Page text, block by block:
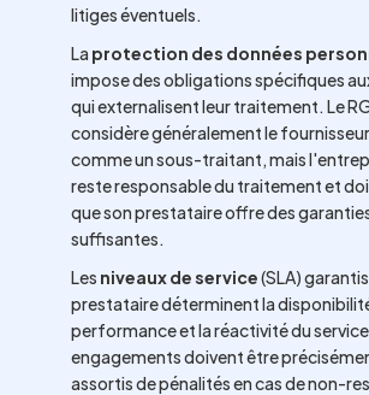
litiges éventuels.
La protection des données
impose des obligations spécifiques
qui externalisent leur traitement. Le
considère généralement le
comme un sous-traitant, mais
reste responsable du traitement et
que son prestataire offre des
suffisantes.
Les niveaux de service(SLA)
prestataire déterminent la
performance et la réactivité du
engagements doivent être
assortis de pénalités en cas de non-